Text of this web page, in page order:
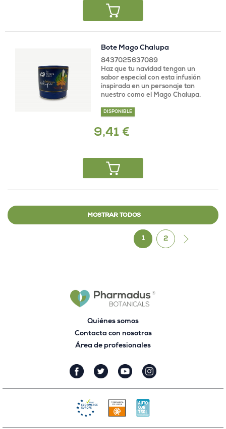
Bote Mago Chalupa
8437025637089
Haz que tu navidad tengan un
sabor especial con esta infusión
inspirada en un personaje tan
nuestro como el Mago Chalupa.
DISPONIBLE
9,41 €
MOSTRAR TODOS
1 2
Quiénes somos
Contacta con nosotros
Área de profesionales